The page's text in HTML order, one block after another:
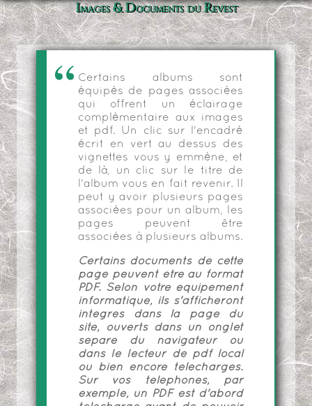
Images & Documents du Revest
Certains albums sont
équipés de pages associées
qui offrent un éclairage
complémentaire aux images
et pdf. Un clic sur l'encadré
écrit en vert au dessus des
vignettes vous y emmène, et
de là, un clic sur le titre de
l'album vous en fait revenir. Il
peut y avoir plusieurs pages
associées pour un album, les
pages peuvent être
associées à plusieurs albums.
Certains documents de cette
page peuvent être au format
PDF. Selon votre équipement
informatique, ils s'afficheront
intégrés dans la page du
site, ouverts dans un onglet
séparé du navigateur ou
dans le lecteur de pdf local
ou bien encore téléchargés.
Sur vos téléphones, par
exemple, un PDF est d'abord